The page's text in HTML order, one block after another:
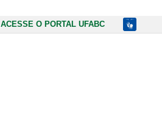
ACESSE O PORTAL UFABC